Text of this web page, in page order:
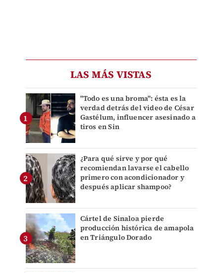
LAS MÁS VISTAS
"Todo es una broma": ésta es la
verdad detrás del video de César
Gastélum, influencer asesinado a
tiros en Sin
¿Para qué sirve y por qué
recomiendan lavarse el cabello
primero con acondicionador y
después aplicar shampoo?
Cártel de Sinaloa pierde
producción histórica de amapola
en Triángulo Dorado